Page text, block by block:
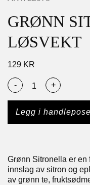
GRØNN
LØSVEKT
129 KR
- +
Legg i
Grønn Sitronella er en
innslag av sitron og
av grønn te,